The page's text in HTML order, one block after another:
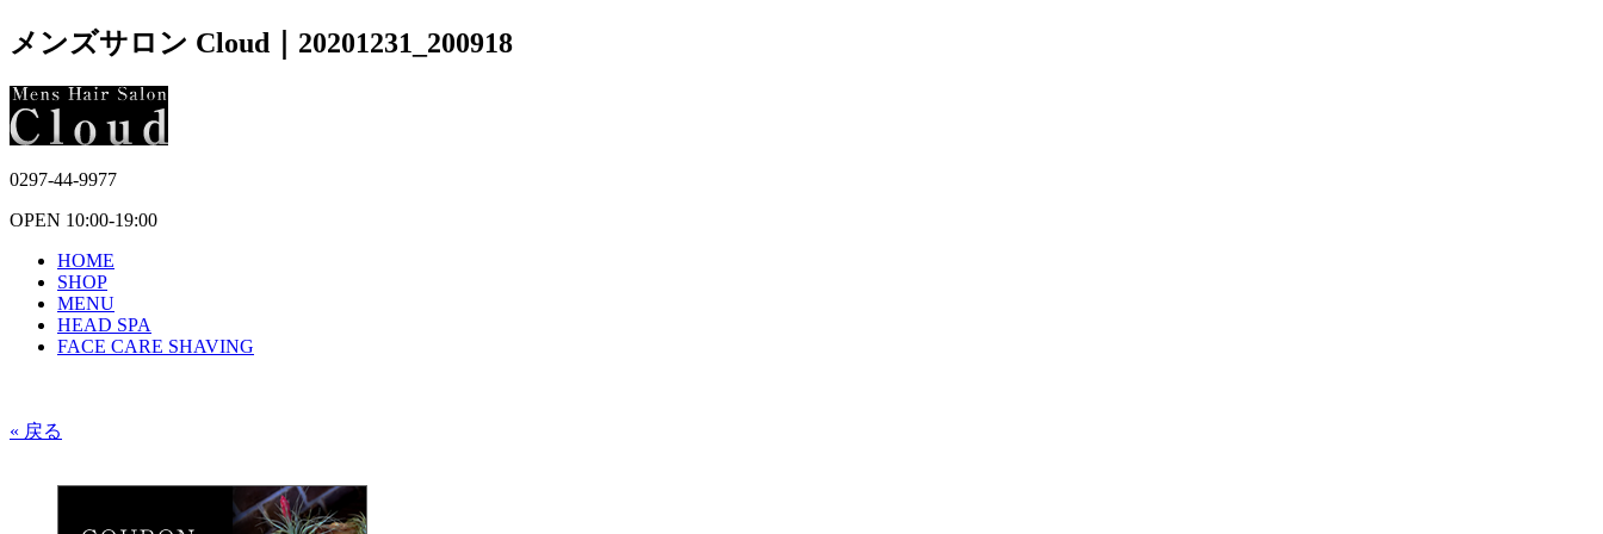
メンズサロン Cloud｜20201231_200918
0297-44-9977
OPEN 10:00-19:00
HOME
SHOP
MENU
HEAD SPA
FACE CARE SHAVING
« 戻る